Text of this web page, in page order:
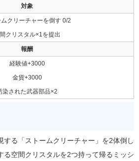
対象
ムクリーチャーを倒す 0/2
クリスタル×1を提出
報酬
経験値+3000
金貨+3000
染された武器部品×2
する「ストームクリーチャー」を2体倒し
る空間クリスタルを2つ持って帰るミッシ